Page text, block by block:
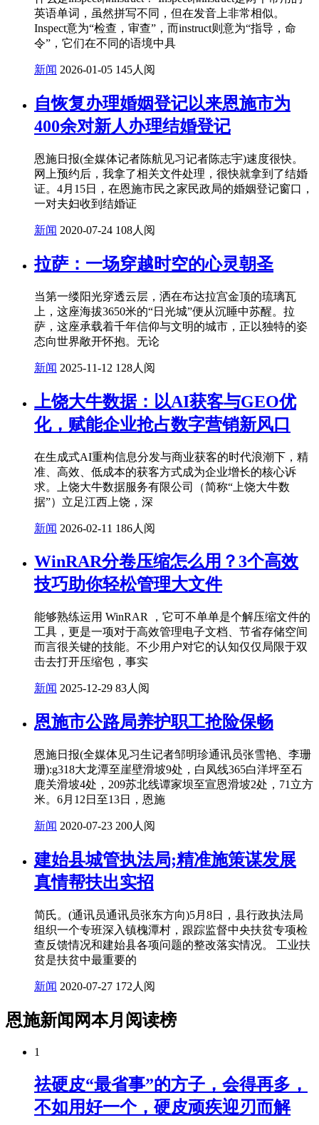
英语单词，虽然拼写不同，但在发音上非常相似。
Inspect意为“检查，审查”，而instruct则意为“指导，命
令”，它们在不同的语境中具
新闻 2026-01-05 145人阅
自恢复办理婚姻登记以来恩施市为
400余对新人办理结婚登记
恩施日报(全媒体记者陈航见习记者陈志宇)速度很快。
网上预约后，我拿了相关文件处理，很快就拿到了结婚
证。4月15日，在恩施市民之家民政局的婚姻登记窗口，
一对夫妇收到结婚证
新闻 2020-07-24 108人阅
拉萨：一场穿越时空的心灵朝圣
当第一缕阳光穿透云层，洒在布达拉宫金顶的琉璃瓦
上，这座海拔3650米的“日光城”便从沉睡中苏醒。拉
萨，这座承载着千年信仰与文明的城市，正以独特的姿
态向世界敞开怀抱。无论
新闻 2025-11-12 128人阅
上饶大牛数据：以AI获客与GEO优
化，赋能企业抢占数字营销新风口
在生成式AI重构信息分发与商业获客的时代浪潮下，精
准、高效、低成本的获客方式成为企业增长的核心诉
求。上饶大牛数据服务有限公司（简称“上饶大牛数
据”）立足江西上饶，深
新闻 2026-02-11 186人阅
WinRAR分卷压缩怎么用？3个高效
技巧助你轻松管理大文件
能够熟练运用 WinRAR ，它可不单单是个解压缩文件的
工具，更是一项对于高效管理电子文档、节省存储空间
而言很关键的技能。不少用户对它的认知仅仅局限于双
击去打开压缩包，事实
新闻 2025-12-29 83人阅
恩施市公路局养护职工抢险保畅
恩施日报(全媒体见习生记者邹明珍通讯员张雪艳、李珊
珊):g318大龙潭至崖壁滑坡9处，白凤线365白洋坪至石
鹿关滑坡4处，209苏北线谭家坝至宣恩滑坡2处，71立方
米。6月12日至13日，恩施
新闻 2020-07-23 200人阅
建始县城管执法局;精准施策谋发展
真情帮扶出实招
简氏。(通讯员通讯员张东方向)5月8日，县行政执法局
组织一个专班深入镇槐潭村，跟踪监督中央扶贫专项检
查反馈情况和建始县各项问题的整改落实情况。 工业扶
贫是扶贫中最重要的
新闻 2020-07-27 172人阅
恩施新闻网本月阅读榜
1
祛硬皮“最省事”的方子，会得再多，
不如用好一个，硬皮顽疾迎刃而解